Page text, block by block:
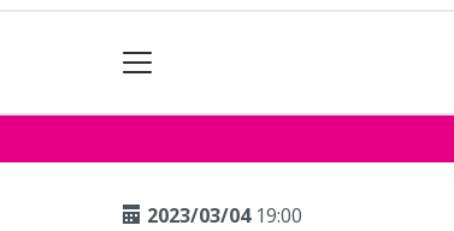
2023/03/0419:00